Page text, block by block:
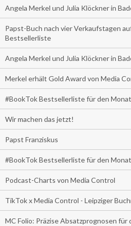
Angela Merkel und Julia Klöckner in
Papst-Buch nach vier Verkaufstagen
Bestsellerliste
Angela Merkel und Julia Klöckner in
Merkel erhält Gold Award von Media
#BookTok Bestsellerliste für den
Wir machen das jetzt!
Papst Franziskus
#BookTok Bestsellerliste für den
Podcast-Charts von Media Control
TikTok x Media Control - Leipziger
MC Folio: Präzise Absatzprognosen für